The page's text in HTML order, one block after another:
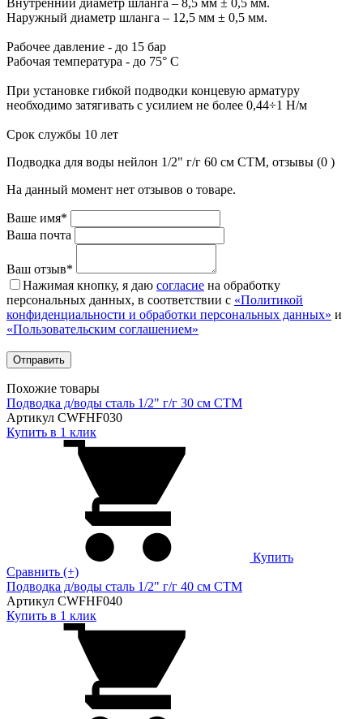
Наружный диаметр шланга – 12,5 мм ± 0,5 мм.
Рабочее давление - до 15 бар
Рабочая температура - до 75° С
При установке гибкой подводки концевую арматуру
необходимо затягивать с усилием не более 0,44÷1 Н/м
Срок службы 10 лет
Подводка для воды нейлон 1/2" г/г 60 cм CTM, отзывы (0 )
На данный момент нет отзывов о товаре.
Ваше имя*
Ваша почта
Ваш отзыв*
Нажимая кнопку, я даю согласие на обработку
персональных данных, в соответствии с «Политикой
конфиденциальности и обработки персональных данных» и
«Пользовательским соглашением»
Похожие товары
Подводка д/воды сталь 1/2" г/г 30 cм CTM
Артикул CWFHF030
Купить в 1 клик
Купить
Сравнить (+)
Подводка д/воды сталь 1/2" г/г 40 cм CTM
Артикул CWFHF040
Купить в 1 клик